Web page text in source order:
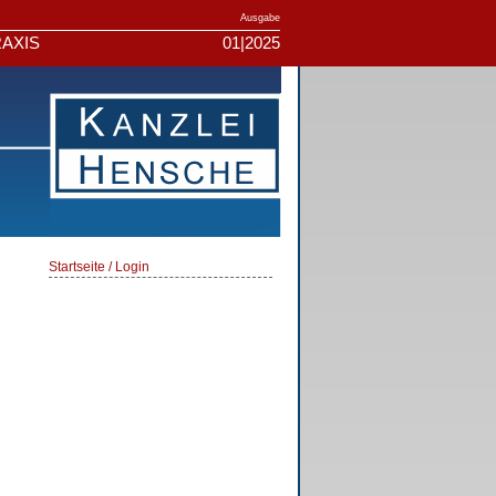
Ausgabe
01|2025
Startseite / Login